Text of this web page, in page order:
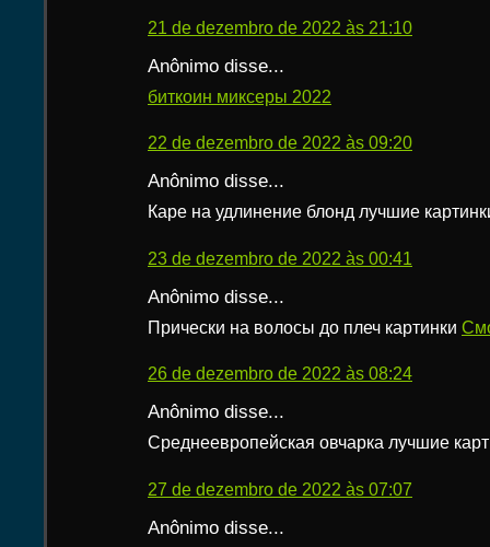
21 de dezembro de 2022 às 21:10
Anônimo disse...
биткоин миксеры 2022
22 de dezembro de 2022 às 09:20
Anônimo disse...
Каре на удлинение блонд лучшие
23 de dezembro de 2022 às 00:41
Anônimo disse...
Прически на волосы до плеч картинки
26 de dezembro de 2022 às 08:24
Anônimo disse...
Среднеевропейская овчарка лучшие
27 de dezembro de 2022 às 07:07
Anônimo disse...